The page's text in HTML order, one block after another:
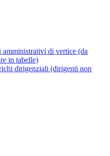
amministrativi di vertice (da
in tabelle)
dirigenziali (dirigenti non